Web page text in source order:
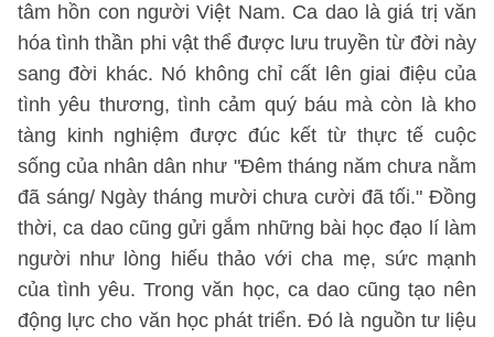
tâm hồn con người Việt Nam. Ca dao là giá trị văn
hóa tình thần phi vật thể được lưu truyền từ đời này
sang đời khác. Nó không chỉ cất lên giai điệu của
tình yêu thương, tình cảm quý báu mà còn là kho
tàng kinh nghiệm được đúc kết từ thực tế cuộc
sống của nhân dân như "Đêm tháng năm chưa nằm
đã sáng/ Ngày tháng mười chưa cười đã tối." Đồng
thời, ca dao cũng gửi gắm những bài học đạo lí làm
người như lòng hiếu thảo với cha mẹ, sức mạnh
của tình yêu. Trong văn học, ca dao cũng tạo nên
động lực cho văn học phát triển. Đó là nguồn tư liệu